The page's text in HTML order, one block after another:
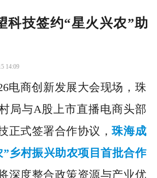
科技签约“星火兴农”助
14:09
电商创新发展大会现场，珠
局与A股上市直播电商头部
正式签署合作协议，珠海成
”乡村振兴助农项目首批合作
深度整合政策资源与产业优